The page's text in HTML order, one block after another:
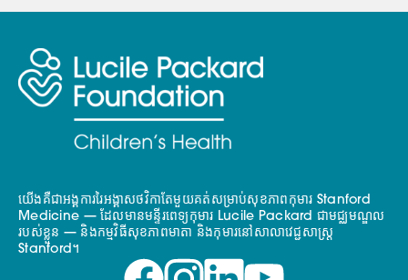
យើងគឺជាអង្គការរៃអង្គាសថវិកាតែមួយគត់សម្រាប់សុខភាពកុមារ Stanford
Medicine — ដែលមានមន្ទីរពេទ្យកុមារ Lucile Packard ជាមជ្ឈមណ្ឌល
របស់ខ្លួន — និងកម្មវិធីសុខភាពមាតា និងកុមារនៅសាលាវេជ្ជសាស្ត្រ
Stanford។